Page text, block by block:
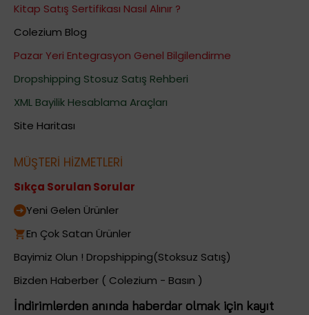
Kitap Satış Sertifikası Nasıl Alınır ?
Colezium Blog
Pazar Yeri Entegrasyon Genel Bilgilendirme
Dropshipping Stosuz Satış Rehberi
XML Bayilik Hesablama Araçları
Site Haritası
MÜŞTERİ HİZMETLERİ
Sıkça Sorulan Sorular
Yeni Gelen Ürünler
En Çok Satan Ürünler
Bayimiz Olun ! Dropshipping(Stoksuz Satış)
Bizden Haberber ( Colezium - Basın )
İndirimlerden anında haberdar olmak için kayıt